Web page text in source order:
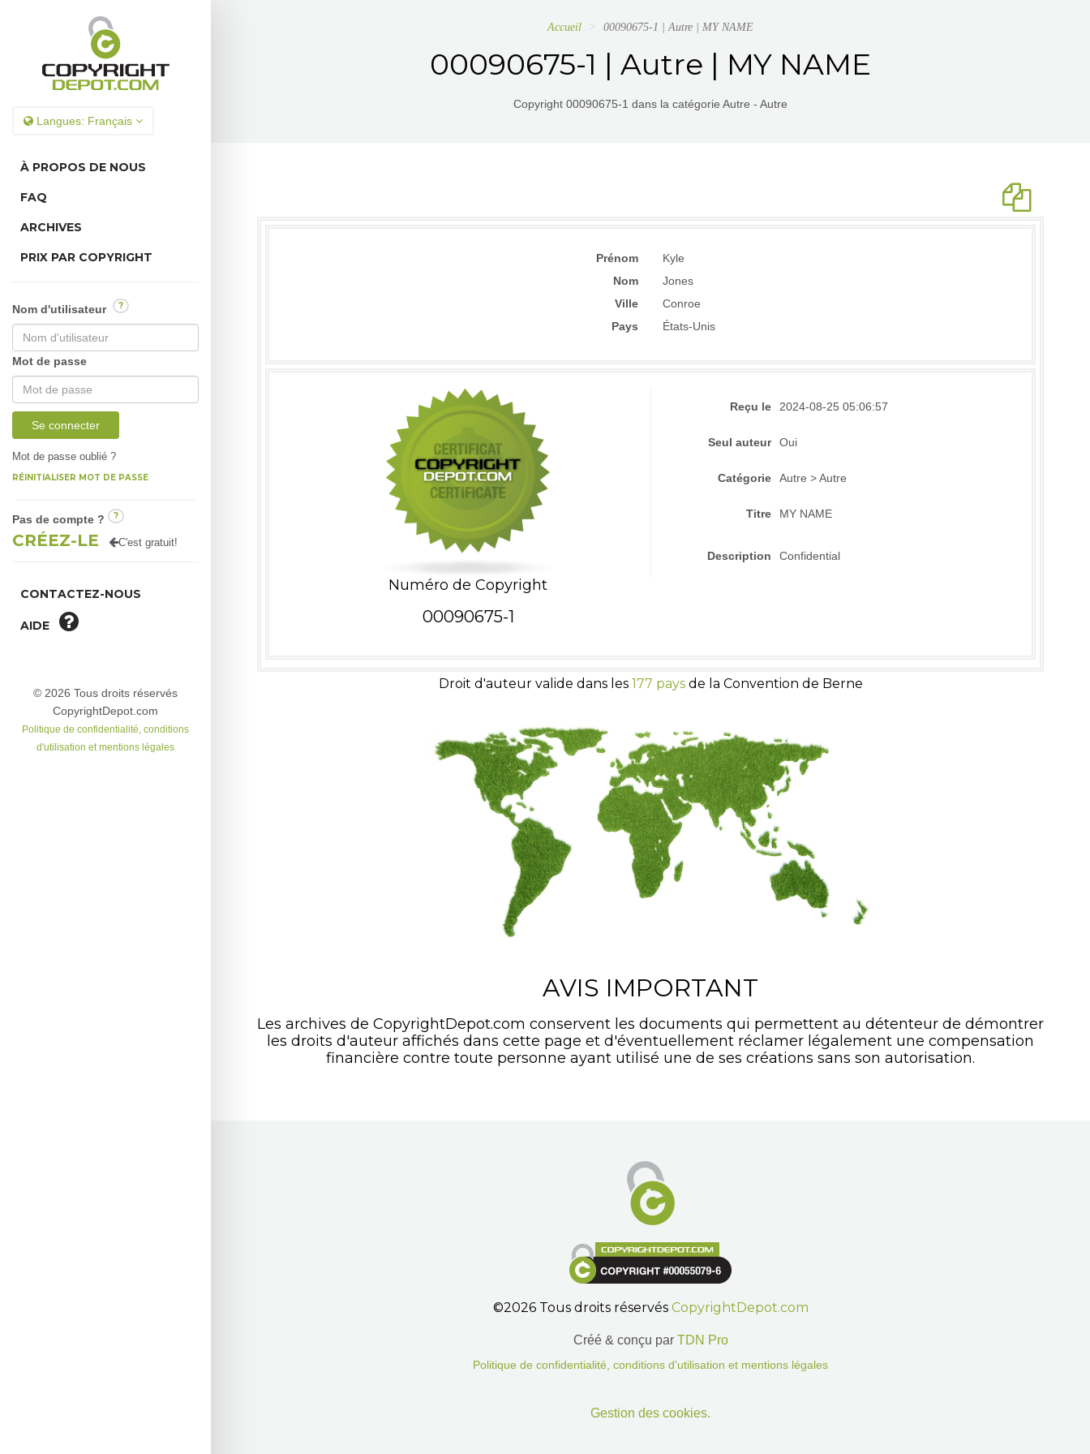
Langues: Français
À PROPOS DE NOUS
FAQ
ARCHIVES
PRIX PAR COPYRIGHT
Nom d'utilisateur ?
Mot de passe
Se connecter
Mot de passe oublié ?
RÉINITIALISER MOT DE PASSE
Pas de compte ? ?
CRÉEZ-LE C'est gratuit!
CONTACTEZ-NOUS
AIDE
© 2026 Tous droits réservés
CopyrightDepot.com
Politique de confidentialité, conditions
d'utilisation et mentions légales
Accueil 00090675-1 | Autre | MY NAME
00090675-1 | Autre | MY NAME
Copyright 00090675-1 dans la catégorie Autre - Autre
Prénom
Kyle
Nom
Jones
Ville
Conroe
Pays
États-Unis
Numéro de Copyright
00090675-1
Reçu le 2024-08-25 05:06:57
Seul auteur Oui
Catégorie Autre > Autre
Titre MY NAME
Description Confidential
Droit d'auteur valide dans les 177 paysde la Convention de Berne
AVIS IMPORTANT
Les archives de CopyrightDepot.com conservent les documents qui permettent au détenteur de démontrer
les droits d'auteur affichés dans cette page et d'éventuellement réclamer légalement une compensation
financière contre toute personne ayant utilisé une de ses créations sans son autorisation.
©2026 Tous droits réservés CopyrightDepot.com
Créé & conçu par TDN Pro
Politique de confidentialité, conditions d'utilisation et mentions légales
Gestion des cookies.